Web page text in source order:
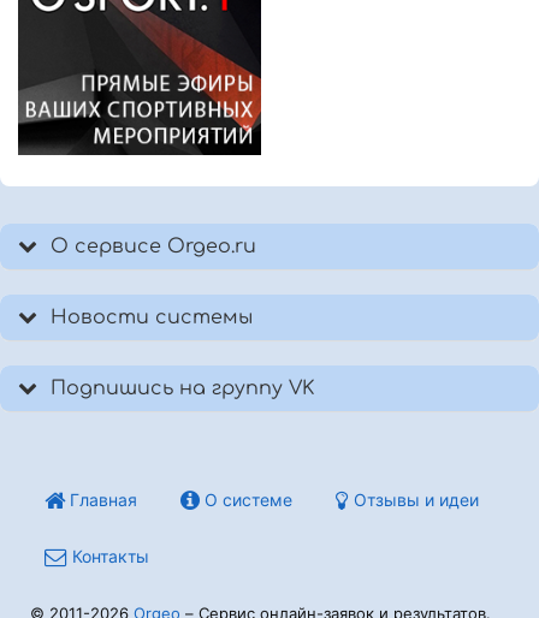
О сервисе Orgeo.ru
Новости системы
Подпишись на группу VK
Главная О системе Отзывы и идеи
Контакты
© 2011-2026 Orgeo – Сервис онлайн-заявок и результатов.